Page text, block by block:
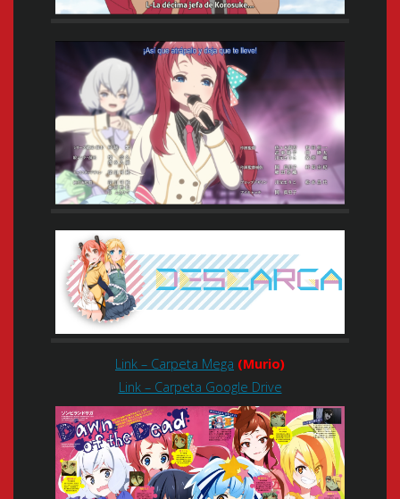
Link – Carpeta Mega (Murio)
Link – Carpeta Google Drive